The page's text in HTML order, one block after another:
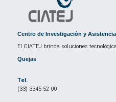
Centro de Investigación y
El CIATEJ brinda soluciones
Quejas
Tel.
(33) 3345 52 00